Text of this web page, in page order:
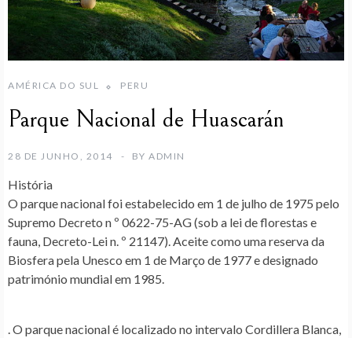
AMÉRICA DO SUL PERU
Parque Nacional de Huascarán
28 DE JUNHO, 2014 BY ADMIN
História
O parque nacional foi estabelecido em 1 de julho de 1975 pelo
Supremo Decreto n º 0622-75-AG (sob a lei de florestas e
fauna, Decreto-Lei n. º 21147). Aceite como uma reserva da
Biosfera pela Unesco em 1 de Março de 1977 e designado
património mundial em 1985.
. O parque nacional é localizado no intervalo Cordillera Blanca,